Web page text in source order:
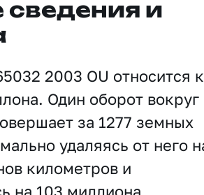
и
2003 OU относится к
Один оборот вокруг
за 1277 земных
удаляясь от него
километров и
на 103 миллиона